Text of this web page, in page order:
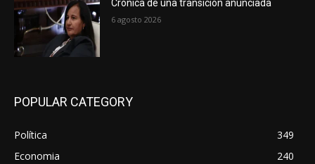
Crónica de una transición anunciada
6 agosto 2026
POPULAR CATEGORY
Política
349
Economia
240